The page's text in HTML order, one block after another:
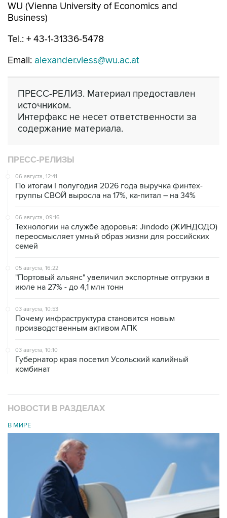
WU (Vienna University of Economics and
Business)
Tel.: + 43-1-31336-5478
Email: alexander.viess@wu.ac.at
ПРЕСС-РЕЛИЗ. Материал предоставлен
источником.
Интерфакс не несет ответственности за
содержание материала.
ПРЕСС-РЕЛИЗЫ
06 августа, 12:41
По итогам I полугодия 2026 года выручка финтех-
группы СВОЙ выросла на 17%, ка-питал – на 34%
06 августа, 09:16
Технологии на службе здоровья: Jindodo (ЖИНДОДО)
переосмысляет умный образ жизни для российских
семей
05 августа, 16:22
"Портовый альянс" увеличил экспортные отгрузки в
июле на 27% - до 4,1 млн тонн
03 августа, 10:53
Почему инфраструктура становится новым
производственным активом АПК
03 августа, 10:10
Губернатор края посетил Усольский калийный
комбинат
НОВОСТИ В РАЗДЕЛАХ
В МИРЕ